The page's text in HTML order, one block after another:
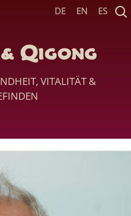
Qigong
VITALITÄT &
DE EN ES